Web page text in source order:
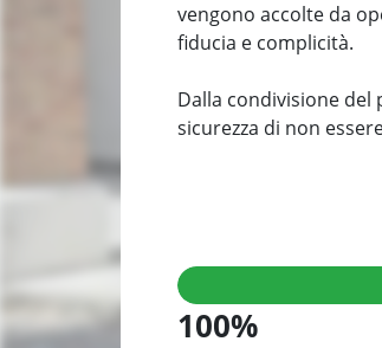
vengono accolte da
fiducia e complicità.
Dalla condivisione del
sicurezza di non
100%